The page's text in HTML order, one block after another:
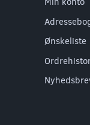
Ønskeliste